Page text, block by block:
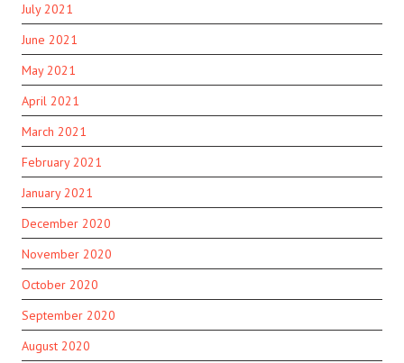
July 2021
June 2021
May 2021
April 2021
March 2021
February 2021
January 2021
December 2020
November 2020
October 2020
September 2020
August 2020